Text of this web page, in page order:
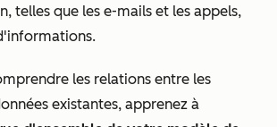
telles que les e-mails et les appels,
les relations entre les
existantes, apprenez à